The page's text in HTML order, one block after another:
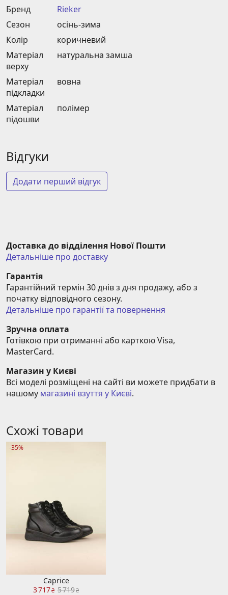
Бренд
Rieker
Сезон
осінь-зима
Колір
коричневий
Матеріал
верху
натуральна замша
Матеріал
підкладки
вовна
Матеріал
підошви
полімер
Відгуки
Додати перший відгук
Доставка до відділення Нової Пошти
Детальніше про доставку
Гарантія
Гарантійний термін 30 днів з дня продажу, або з
початку відповідного сезону.
Детальніше про гарантії та повернення
Зручна оплата
Готівкою при отриманні або карткою Visa,
MasterCard.
Магазин у Києві
Всі моделі розміщені на сайті ви можете придбати в
нашому магазині взуття у Києві.
Схожі товари
-35%
Caprice
3 717₴ 5 719₴